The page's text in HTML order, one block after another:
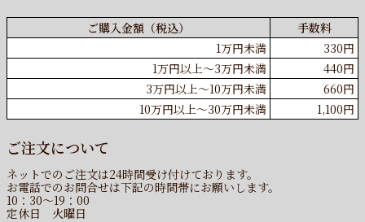
ご購入金額（税込）
手数料
1万円未満
330円
1万円以上〜3万円未満
440円
3万円以上〜10万円未満
660円
10万円以上〜30万円未満
1,100円
ご注文について
ネットでのご注文は24時間受け付けております。
お電話でのお問合せは下記の時間帯にお願いします。
10：30～19：00
定休日 火曜日